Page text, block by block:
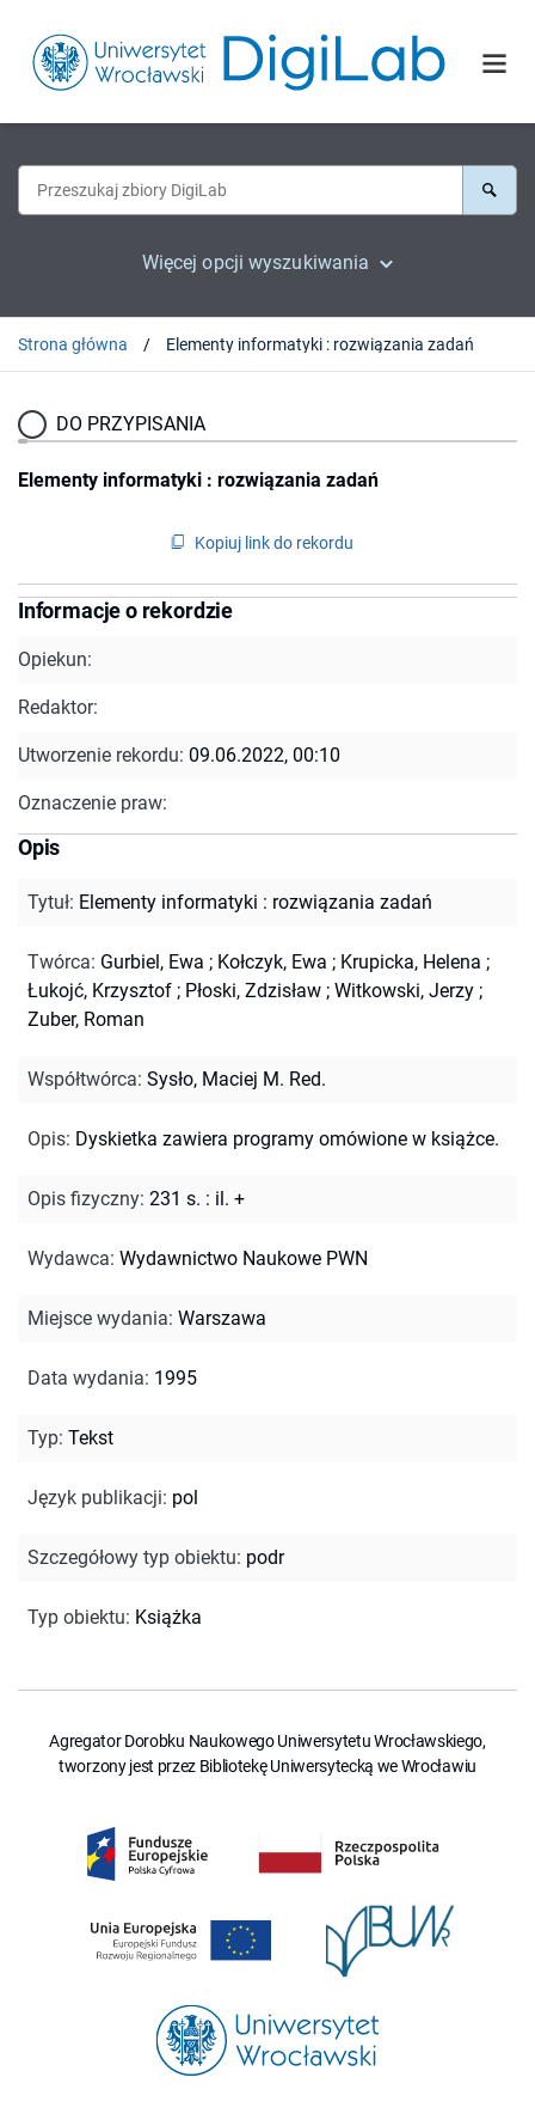
Więcej opcji wyszukiwania
Strona główna Elementy informatyki : rozwiązania zadań
DO PRZYPISANIA
Elementy informatyki : rozwiązania zadań
Kopiuj link do rekordu
Informacje o rekordzie
Opiekun:
Redaktor:
Utworzenie rekordu: 09.06.2022, 00:10
Oznaczenie praw:
Opis
Tytuł: Elementy informatyki : rozwiązania zadań
Twórca: Gurbiel, Ewa ; Kołczyk, Ewa ; Krupicka, Helena ;
Łukojć, Krzysztof ; Płoski, Zdzisław ; Witkowski, Jerzy ;
Zuber, Roman
Współtwórca: Sysło, Maciej M. Red.
Opis: Dyskietka zawiera programy omówione w książce.
Opis fizyczny: 231 s. : il. +
Wydawca: Wydawnictwo Naukowe PWN
Miejsce wydania: Warszawa
Data wydania: 1995
Typ: Tekst
Język publikacji: pol
Szczegółowy typ obiektu: podr
Typ obiektu: Książka
Agregator Dorobku Naukowego Uniwersytetu Wrocławskiego,
tworzony jest przez Bibliotekę Uniwersytecką we Wrocławiu